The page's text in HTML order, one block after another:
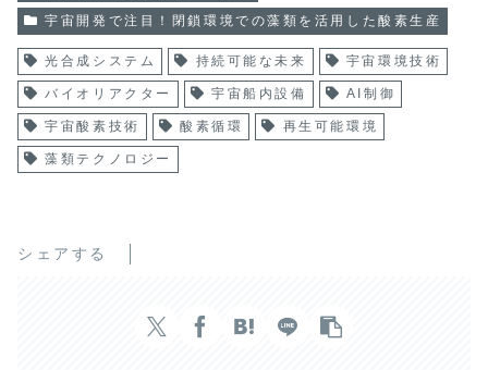
宇宙開発で注目！閉鎖環境での藻類を活用した酸素生産
光合成システム 持続可能な未来 宇宙環境技術
バイオリアクター 宇宙船内設備 AI制御
宇宙酸素技術 酸素循環 再生可能環境
藻類テクノロジー
シェアする